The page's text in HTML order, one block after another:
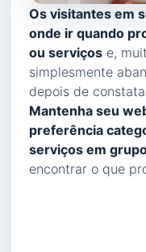
Os visitantes em
onde ir quando
ou serviços e,
simplesmente
depois de
Mantenha seu
preferência
serviços em
encontrar o que